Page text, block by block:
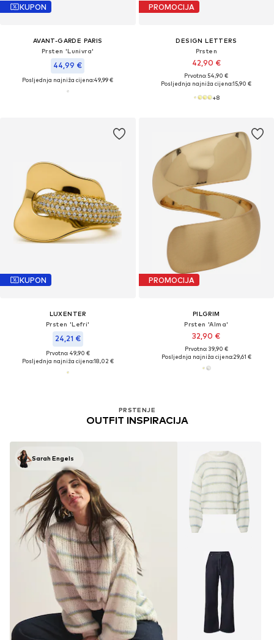
KUPON
AVANT-GARDE PARIS
Prsten 'Lunivra'
44,99 €
Posljednja najniža cijena:49,99 €
PROMOCIJA
DESIGN LETTERS
Prsten
42,90 €
Prvotno: 54,90 €
Posljednja najniža cijena:15,90 €
+8
KUPON
LUXENTER
Prsten 'Lefri'
24,21 €
Prvotno: 49,90 €
Posljednja najniža cijena:18,02 €
PROMOCIJA
PILGRIM
Prsten 'Alma'
32,90 €
Prvotno: 39,90 €
Posljednja najniža cijena:29,61 €
PRSTENJE
OUTFIT INSPIRACIJA
Sarah Engels